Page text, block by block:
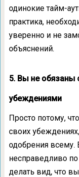
одинокие тайм-
практика,
уверенно и не
объяснений.
5. Вы не обязаны
убеждениями
Просто потому,
своих
одобрения всему.
несправедливо
делать вид, что